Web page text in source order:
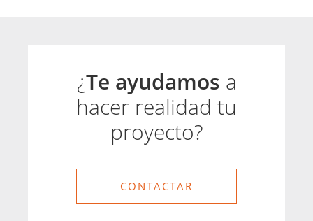
¿Te ayudamos a
hacer realidad tu
proyecto?
CONTACTAR